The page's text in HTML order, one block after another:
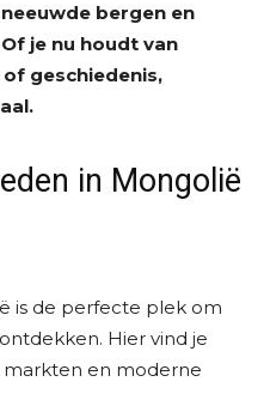
bergen en
je nu houdt van
geschiedenis,
in Mongolië
is de perfecte plek om
Hier vind je
en moderne